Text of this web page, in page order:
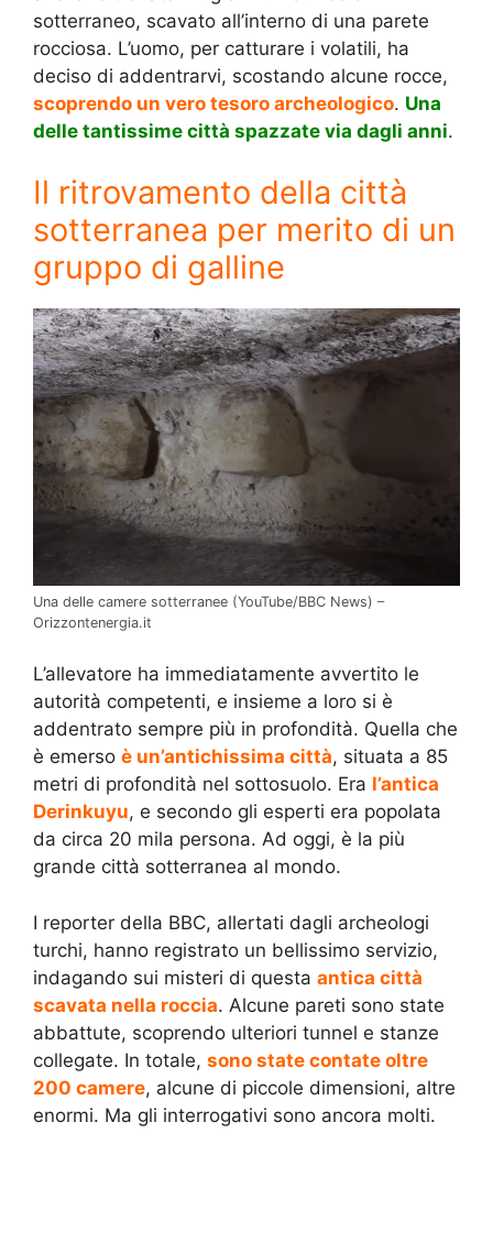
sotterraneo, scavato all’interno di una parete
rocciosa. L’uomo, per catturare i volatili, ha
deciso di addentrarvi, scostando alcune rocce,
scoprendo un vero tesoro archeologico. Una
delle tantissime città spazzate via dagli anni.
Il ritrovamento della città
sotterranea per merito di un
gruppo di galline
Una delle camere sotterranee (YouTube/BBC News) –
Orizzontenergia.it
L’allevatore ha immediatamente avvertito le
autorità competenti, e insieme a loro si è
addentrato sempre più in profondità. Quella che
è emerso è un’antichissima città, situata a 85
metri di profondità nel sottosuolo. Era l’antica
Derinkuyu, e secondo gli esperti era popolata
da circa 20 mila persona. Ad oggi, è la più
grande città sotterranea al mondo.
I reporter della BBC, allertati dagli archeologi
turchi, hanno registrato un bellissimo servizio,
indagando sui misteri di questa antica città
scavata nella roccia. Alcune pareti sono state
abbattute, scoprendo ulteriori tunnel e stanze
collegate. In totale, sono state contate oltre
200 camere, alcune di piccole dimensioni, altre
enormi. Ma gli interrogativi sono ancora molti.